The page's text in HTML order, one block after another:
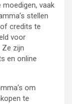
vaak
stellen
credits te
voor
zijn
en online
om
te